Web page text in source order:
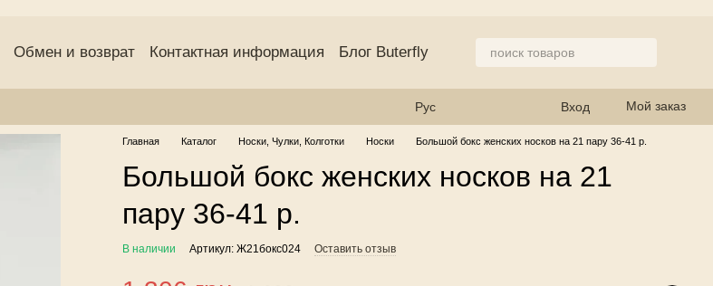
Обмен и возврат Контактная информация
Блог Buterfly
Рус Вход Мой заказ
Главная Каталог Носки, Чулки, Колготки Носки Большой бокс женских носков на 21 пару 36-41 р.
Большой бокс женских носков на 21
пару 36-41 р.
В наличии Артикул: Ж21бокс024 Оставить отзыв